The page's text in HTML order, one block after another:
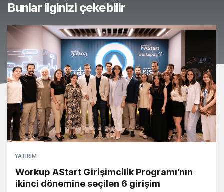
Bunlar ilginizi çekebilir
YATIRIM
Workup AStart Girişimcilik Programı'nın
ikinci dönemine seçilen 6 girişim